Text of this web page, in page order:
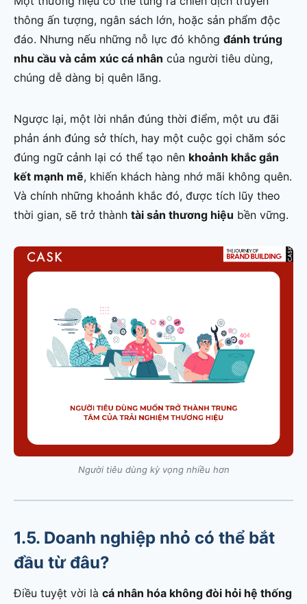
thông ấn tượng, ngân sách lớn, hoặc sản phẩm độc
đáo. Nhưng nếu những nỗ lực đó không đánh trúng
nhu cầu và cảm xúc cá nhân của người tiêu dùng,
chúng dễ dàng bị quên lãng.
Ngược lại, một lời nhắn đúng thời điểm, một ưu đãi
phản ánh đúng sở thích, hay một cuộc gọi chăm sóc
đúng ngữ cảnh lại có thể tạo nên khoảnh khắc gắn
kết mạnh mẽ, khiến khách hàng nhớ mãi không quên.
Và chính những khoảnh khắc đó, được tích lũy theo
thời gian, sẽ trở thành tài sản thương hiệu bền vững.
Người tiêu dùng kỳ vọng nhiều hơn
1.5. Doanh nghiệp nhỏ có thể bắt
đầu từ đâu?
Điều tuyệt vời là cá nhân hóa không đòi hỏi hệ thống